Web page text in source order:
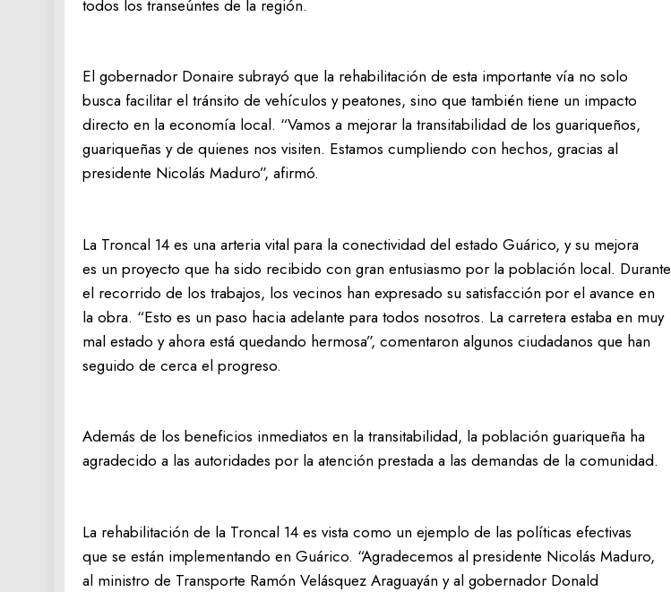
todos los transeúntes de la región.
El gobernador Donaire subrayó que la rehabilitación de esta importante vía no solo
busca facilitar el tránsito de vehículos y peatones, sino que también tiene un impacto
directo en la economía local. “Vamos a mejorar la transitabilidad de los guariqueños,
guariqueñas y de quienes nos visiten. Estamos cumpliendo con hechos, gracias al
presidente Nicolás Maduro”, afirmó.
La Troncal 14 es una arteria vital para la conectividad del estado Guárico, y su mejora
es un proyecto que ha sido recibido con gran entusiasmo por la población local. Durante
el recorrido de los trabajos, los vecinos han expresado su satisfacción por el avance en
la obra. “Esto es un paso hacia adelante para todos nosotros. La carretera estaba en muy
mal estado y ahora está quedando hermosa”, comentaron algunos ciudadanos que han
seguido de cerca el progreso.
Además de los beneficios inmediatos en la transitabilidad, la población guariqueña ha
agradecido a las autoridades por la atención prestada a las demandas de la comunidad.
La rehabilitación de la Troncal 14 es vista como un ejemplo de las políticas efectivas
que se están implementando en Guárico. “Agradecemos al presidente Nicolás Maduro,
al ministro de Transporte Ramón Velásquez Araguayán y al gobernador Donald